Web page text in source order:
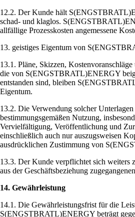
12.2. Der Kunde hält
schad- und klaglos.
allfällige Prozesskosten angemessene
13. geistiges Eigentum von
13.1. Pläne, Skizzen,
die von S(ENGSTBRATL)ENERGY
entstanden sind, bleiben
Eigentum.
13.2. Die Verwendung solcher Unterlagen
bestimmungsgemäßen Nutzung,
Vervielfältigung, Veröffentlichung und
einschließlich auch nur auszugsweisen
ausdrücklichen Zustimmung von
13.3. Der Kunde verpflichtet sich weiters
aus der Geschäftsbeziehung
14. Gewährleistung
14.1. Die Gewährleistungsfrist für die
S(ENGSTBRATL)ENERGY beträgt